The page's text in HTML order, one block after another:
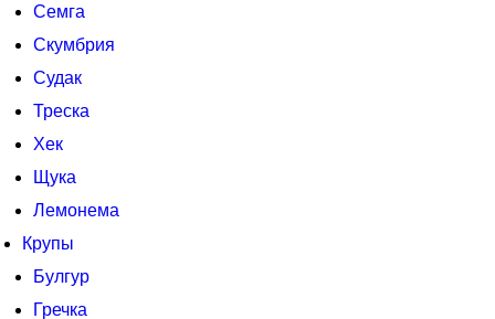
Семга
Скумбрия
Судак
Треска
Хек
Щука
Лемонема
Крупы
Булгур
Гречка